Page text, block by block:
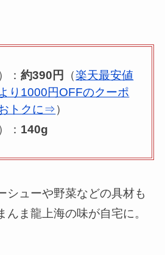
：約390円 （楽天最安値
り1000円OFFのクーポ
トクに⇒）
： 140g
シューや野菜などの具材も
んま龍上海の味が自宅に。